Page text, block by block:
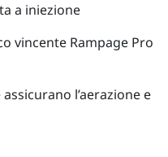
a iniezione
vincente Rampage Pro
l’aerazione e